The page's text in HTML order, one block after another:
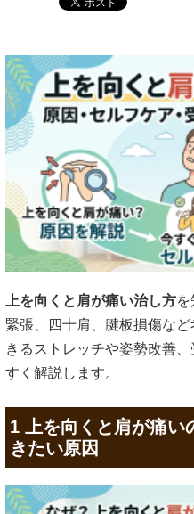
上を向くと肩が痛い治し方
緊張、四十肩、腱板損傷な
きるストレッチや姿勢改善
すく解説します。
1 上を向くと肩が痛い
きたい原因